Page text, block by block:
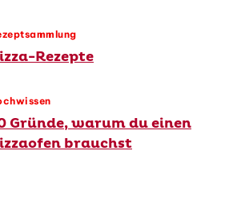
Rezepte
Gründe, warum du einen
brauchst